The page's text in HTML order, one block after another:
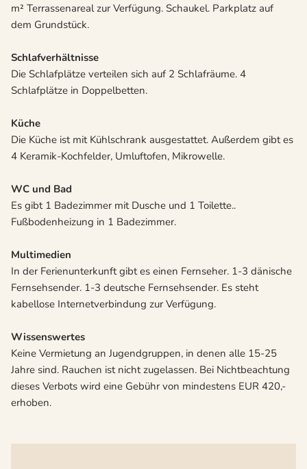
m² Terrassenareal zur Verfügung. Schaukel. Parkplatz auf
dem Grundstück.
Schlafverhältnisse
Die Schlafplätze verteilen sich auf 2 Schlafräume. 4
Schlafplätze in Doppelbetten.
Küche
Die Küche ist mit Kühlschrank ausgestattet. Außerdem gibt es
4 Keramik-Kochfelder, Umluftofen, Mikrowelle.
WC und Bad
Es gibt 1 Badezimmer mit Dusche und 1 Toilette..
Fußbodenheizung in 1 Badezimmer.
Multimedien
In der Ferienunterkunft gibt es einen Fernseher. 1-3 dänische
Fernsehsender. 1-3 deutsche Fernsehsender. Es steht
kabellose Internetverbindung zur Verfügung.
Wissenswertes
Keine Vermietung an Jugendgruppen, in denen alle 15-25
Jahre sind. Rauchen ist nicht zugelassen. Bei Nichtbeachtung
dieses Verbots wird eine Gebühr von mindestens EUR 420,-
erhoben.